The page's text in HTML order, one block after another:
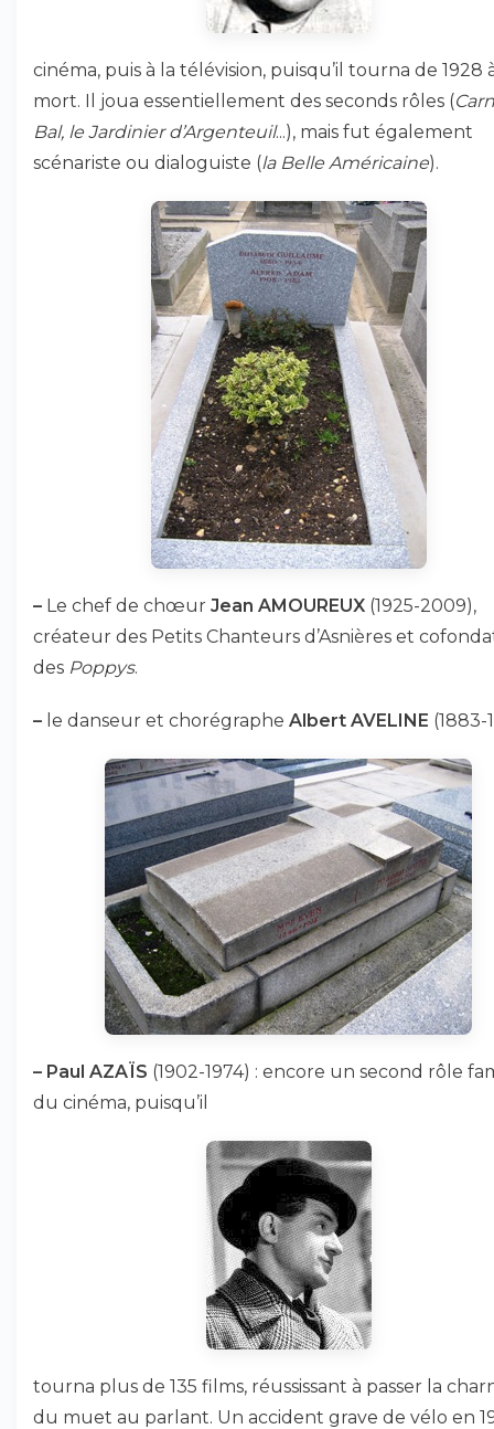
cinéma, puis à la télévision, puisqu’il tourna de 1928
mort. Il joua essentiellement des seconds rôles (
Bal, le Jardinier d’Argenteuil...), mais fut également
scénariste ou dialoguiste (la Belle Américaine).
– Le chef de chœur Jean AMOUREUX (1925-2009),
créateur des Petits Chanteurs d’Asnières et
des Poppys.
– le danseur et chorégraphe Albert AVELINE (1883-
– Paul AZAÏS (1902-1974) : encore un second rôle
du cinéma, puisqu’il
tourna plus de 135 films, réussissant à passer la
du muet au parlant. Un accident grave de vélo en